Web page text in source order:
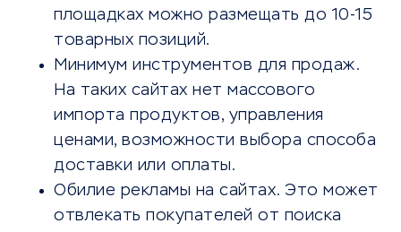
площадках можно размещать до 10-15
товарных позиций.
Минимум инструментов для продаж.
На таких сайтах нет массового
импорта продуктов, управления
ценами, возможности выбора способа
доставки или оплаты.
Обилие рекламы на сайтах. Это может
отвлекать покупателей от поиска